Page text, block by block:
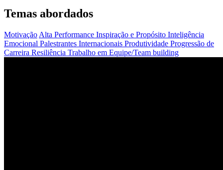
Temas abordados
Motivação Alta Performance Inspiração e Propósito Inteligência
Emocional Palestrantes Internacionais Produtividade Progressão de
Carreira Resiliência Trabalho em Equipe/Team building